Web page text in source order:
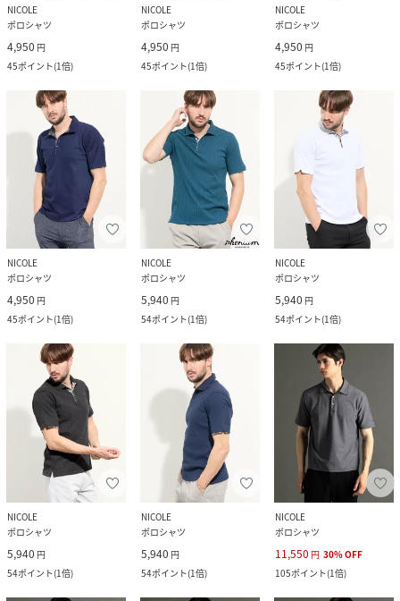
NICOLE
ポロシャツ
4,950 円
45ポイント(1倍)
NICOLE
ポロシャツ
4,950 円
45ポイント(1倍)
NICOLE
ポロシャツ
4,950 円
45ポイント(1倍)
NICOLE
ポロシャツ
4,950 円
45ポイント(1倍)
NICOLE
ポロシャツ
5,940 円
54ポイント(1倍)
NICOLE
ポロシャツ
5,940 円
54ポイント(1倍)
NICOLE
ポロシャツ
5,940 円
54ポイント(1倍)
NICOLE
ポロシャツ
5,940 円
54ポイント(1倍)
NICOLE
ポロシャツ
11,550 円 30%OFF
105ポイント(1倍)